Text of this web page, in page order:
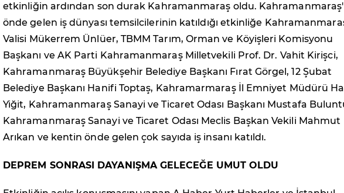
etkinliğin ardından son durak Kahramanmaraş oldu.
önde gelen iş dünyası temsilcilerinin katıldığı etkinliğe
Valisi Mükerrem Ünlüer, TBMM Tarım, Orman ve Köyişleri Komisyonu
Başkanı ve AK Parti Kahramanmaraş Milletvekili Prof. Dr. Vahit Kirişci,
Kahramanmaraş Büyükşehir Belediye Başkanı Fırat Görgel, 12 Şubat
Belediye Başkanı Hanifi Toptaş, Kahramarmaraş İl Emniyet Müdürü
Yiğit, Kahramanmaraş Sanayi ve Ticaret Odası Başkanı Mustafa
Kahramanmaraş Sanayi ve Ticaret Odası Meclis Başkan Vekili Mahmut
Arıkan ve kentin önde gelen çok sayıda iş insanı katıldı.
DEPREM SONRASI DAYANIŞMA GELECEĞE UMUT OLDU